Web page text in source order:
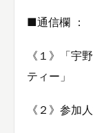
■通信欄 ：
《１》「宇
ティー」
《２》参加